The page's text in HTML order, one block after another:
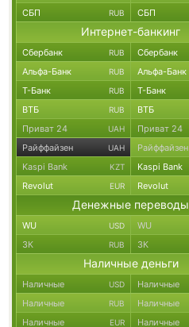
СБП RUB СБП
Интернет-банкинг
Сбербанк RUB Сбербанк
Альфа-Банк RUB Альфа-Банк
Т-Банк RUB Т-Банк
ВТБ RUB ВТБ
Приват 24 UAH Приват 24
Райффайзен UAH Райффайзен
Kaspi Bank KZT Kaspi Bank
Revolut EUR Revolut
Денежные переводы
WU USD WU
ЗК RUB ЗК
Наличные деньги
Наличные USD Наличные
Наличные RUB Наличные
Наличные EUR Наличные